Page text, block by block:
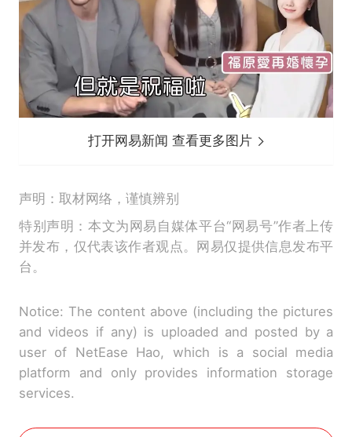
打开网易新闻 查看更多图片
声明：取材网络，谨慎辨别
特别声明：本文为网易自媒体平台“网易号”作者上传
并发布，仅代表该作者观点。网易仅提供信息发布平
台。
Notice: The content above (including the pictures
and videos if any) is uploaded and posted by a
user of NetEase Hao, which is a social media
platform and only provides information storage
services.